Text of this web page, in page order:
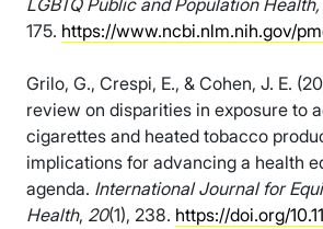
LGBTQ Public and Population
175. https://www.ncbi.nlm.nih.gov/
Grilo, G., Crespi, E., & Cohen, J. E.
review on disparities in exposure to
cigarettes and heated tobacco
implications for advancing a health
agenda. International Journal for
Health, 20(1), 238. https://doi.org/